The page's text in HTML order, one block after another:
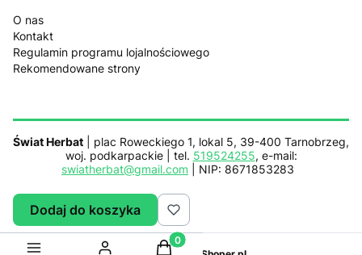
O nas
Kontakt
Regulamin programu lojalnościowego
Rekomendowane strony
Świat Herbat | plac Roweckiego 1, lokal 5, 39-400 Tarnobrzeg,
woj. podkarpackie | tel. 519524255, e-mail:
swiatherbat@gmail.com | NIP: 8671853283
Sklep działa z pomocąNetplace.com.pl
Dodaj do koszyka
Produkty w koszyku: 0. Zobacz